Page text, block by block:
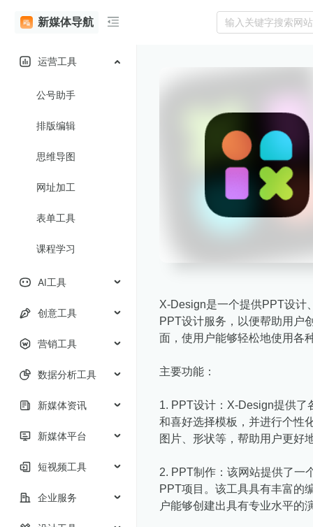
新媒体导航
运营工具
公号助手
排版编辑
思维导图
网址加工
表单工具
课程学习
AI工具
创意工具
营销工具
数据分析工具
新媒体资讯
新媒体平台
短视频工具
企业服务
X-Design是一个提供PPT设计
PPT设计服务，以便帮助用户
面，使用户能够轻松地使用各
主要功能：
1. PPT设计：X-Design提供了
和喜好选择模板，并进行个性
图片、形状等，帮助用户更好
2. PPT制作：该网站提供了一
PPT项目。该工具具有丰富的
户能够创建出具有专业水平的